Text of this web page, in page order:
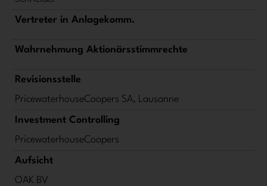
Vertreter in Anlagekomm.
Wahrnehmung Aktionärsstimmrechte
Revisionsstelle
PricewaterhouseCoopers SA, Lausanne
Investment Controlling
PricewaterhouseCoopers
Aufsicht
OAK BV